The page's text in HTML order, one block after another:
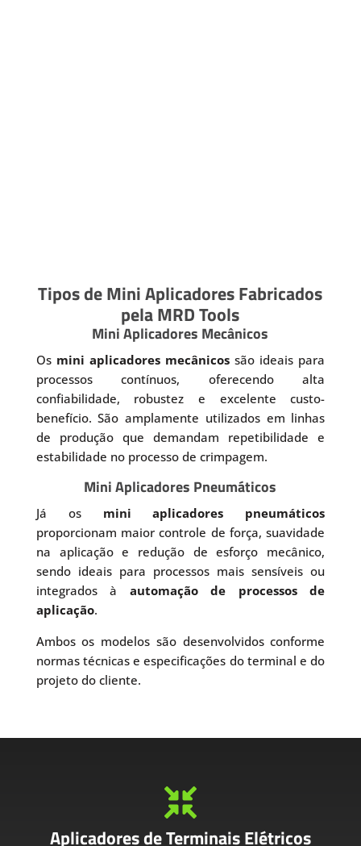
Tipos de Mini Aplicadores Fabricados
pela MRD Tools
Mini Aplicadores Mecânicos
Os mini aplicadores mecânicos são ideais para
processos contínuos, oferecendo alta
confiabilidade, robustez e excelente custo-
benefício. São amplamente utilizados em linhas
de produção que demandam repetibilidade e
estabilidade no processo de crimpagem.
Mini Aplicadores Pneumáticos
Já os mini aplicadores pneumáticos
proporcionam maior controle de força, suavidade
na aplicação e redução de esforço mecânico,
sendo ideais para processos mais sensíveis ou
integrados à automação de processos de
aplicação.
Ambos os modelos são desenvolvidos conforme
normas técnicas e especificações do terminal e do
projeto do cliente.

Aplicadores de Terminais Elétricos